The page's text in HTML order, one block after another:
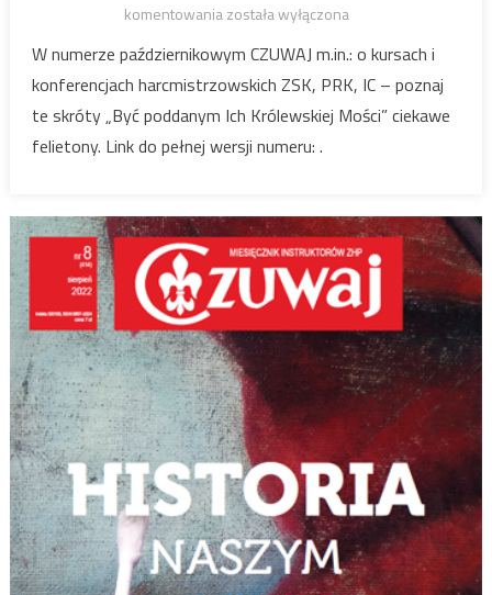
komentowaniaCZUWAJ
została wyłączona
W numerze październikowym CZUWAJ m.in.: o kursach i
konferencjach harcmistrzowskich ZSK, PRK, IC – poznaj
te skróty „Być poddanym Ich Królewskiej Mości” ciekawe
felietony. Link do pełnej wersji numeru: .